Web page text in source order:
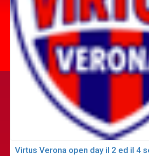
Virtus Verona open day il 2 ed il 4